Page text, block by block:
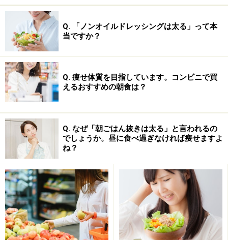
きました。成長ホルモンという名称のイメージから、大
人になってからは一見関係のないもののように見られが
ちですが、分泌量がピークの成長期よりは少ないもの
の、成人してからも一定量が分泌されています。ただ、
生活習慣によって成長ホルモンの分泌量は変化するた
め、成長ホルモンをダイエットと美容に上手に活用する
ためにはちょっとした知識が必要です。
Q. 「ノンオイルドレッシングは太る」って本
当ですか？
Q. 痩せ体質を目指しています。コンビニで買
えるおすすめの朝食は？
Q. なぜ「朝ごはん抜きは太る」と言われるの
でしょうか。昼に食べ過ぎなければ痩せますよ
ね？